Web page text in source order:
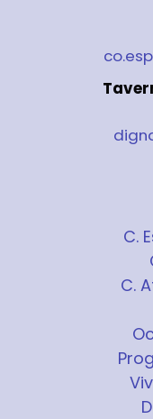
C.
C.